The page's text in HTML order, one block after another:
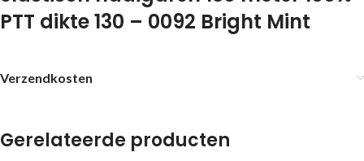
PTT dikte 130 – 0092 Bright Mint
Verzendkosten
Gerelateerde producten